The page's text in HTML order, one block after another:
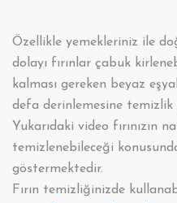
Özellikle yemekleriniz ile
dolayı fırınlar çabuk
kalması gereken beyaz
defa derinlemesine temizlik
Yukarıdaki video fırınızın
temizlenebileceği
göstermektedir.
Fırın temizliğinizde